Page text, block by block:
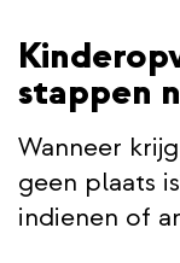
stappen
Wanneer
geen plaats
indienen of